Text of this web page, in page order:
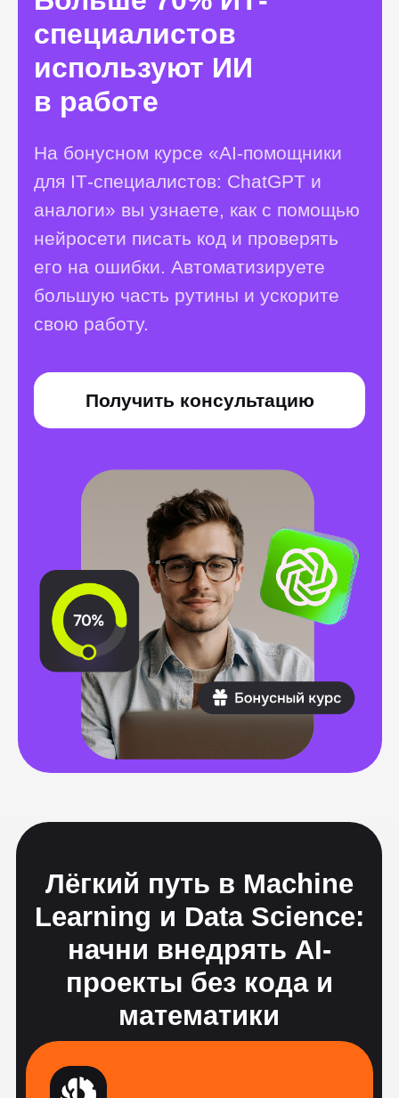
свою работу.
Получить консультацию
Лёгкий путь в Machine
Learning и Data Science:
начни внедрять AI-
проекты без кода и
математики
Создали этот курс для тех, кто хочет
начать работать в сфере ИИ, но не
знаком с программированием, без
Мы открываем тебе вход в AI. Через
понимание применения в бизнесе,
описание бизнес-логики, общение с
заказчиками и самостоятельную сборку
MVP и простых AI решений